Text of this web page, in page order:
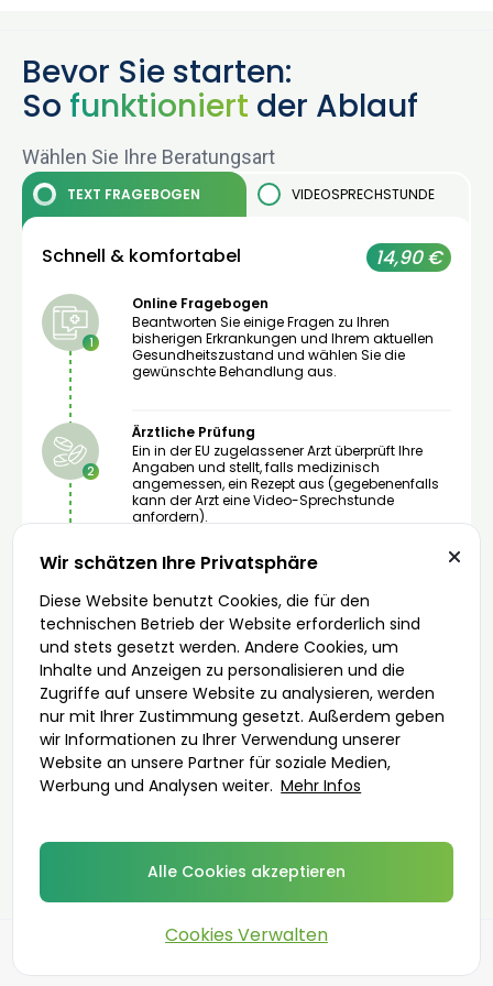
Bevor Sie starten:
So funktioniert der Ablauf
Wählen Sie Ihre Beratungsart
TEXT FRAGEBOGEN VIDEOSPRECHSTUNDE
Schnell & komfortabel 14,90 €
1
Online Fragebogen
Beantworten Sie einige Fragen zu Ihren
bisherigen Erkrankungen und Ihrem aktuellen
Gesundheitszustand und wählen Sie die
gewünschte Behandlung aus.
2
Ärztliche Prüfung
Ein in der EU zugelassener Arzt überprüft Ihre
Angaben und stellt, falls medizinisch
angemessen, ein Rezept aus (gegebenenfalls
kann der Arzt eine Video-Sprechstunde
anfordern).
3
Lieferung in 1 – 48 Stunden
Die ausgewählte Apotheke sendet Ihr
Medikament in diskreter Verpackung an die von
Ihnen angegebene Adresse. Sie können es
auch direkt vor Ort abholen.
Los geht's
Wir schätzen Ihre Privatsphäre
Diese Website benutzt Cookies, die für den
technischen Betrieb der Website erforderlich sind
und stets gesetzt werden. Andere Cookies, um
Inhalte und Anzeigen zu personalisieren und die
Zugriffe auf unsere Website zu analysieren, werden
nur mit Ihrer Zustimmung gesetzt. Außerdem geben
wir Informationen zu Ihrer Verwendung unserer
Website an unsere Partner für soziale Medien,
Werbung und Analysen weiter. Mehr Infos
Alle Cookies akzeptieren
Cookies Verwalten